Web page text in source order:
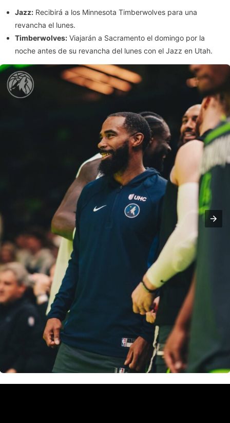
Jazz: Recibirá a los Minnesota Timberwolves para una
revancha el lunes.
Timberwolves: Viajarán a Sacramento el domingo por la
noche antes de su revancha del lunes con el Jazz en Utah.